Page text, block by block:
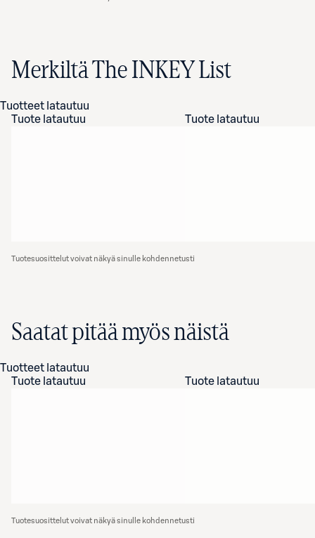
Merkiltä The INKEY List
Tuotteet latautuu
Tuote latautuu
Tuote latautuu
Tuotesuosittelut voivat näkyä sinulle kohdennetusti
Saatat pitää myös näistä
Tuotteet latautuu
Tuote latautuu
Tuote latautuu
Tuotesuosittelut voivat näkyä sinulle kohdennetusti